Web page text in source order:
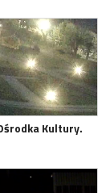
Kultury.